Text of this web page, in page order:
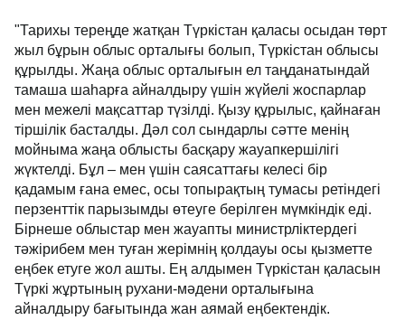
"Тарихы тереңде жатқан Түркістан қаласы осыдан төрт
жыл бұрын облыс орталығы болып, Түркістан облысы
құрылды. Жаңа облыс орталығын ел таңданатындай
тамаша шаһарға айналдыру үшін жүйелі жоспарлар
мен межелі мақсаттар түзілді. Қызу құрылыс, қайнаған
тіршілік басталды. Дәл сол сындарлы сәтте менің
мойныма жаңа облысты басқару жауапкершілігі
жүктелді. Бұл – мен үшін саясаттағы келесі бір
қадамым ғана емес, осы топырақтың тумасы ретіндегі
перзенттік парызымды өтеуге берілген мүмкіндік еді.
Бірнеше облыстар мен жауапты министрліктердегі
тәжірибем мен туған жерімнің қолдауы осы қызметте
еңбек етуге жол ашты. Ең алдымен Түркістан қаласын
Түркі жұртының рухани-мәдени орталығына
айналдыру бағытында жан аямай еңбектендік.